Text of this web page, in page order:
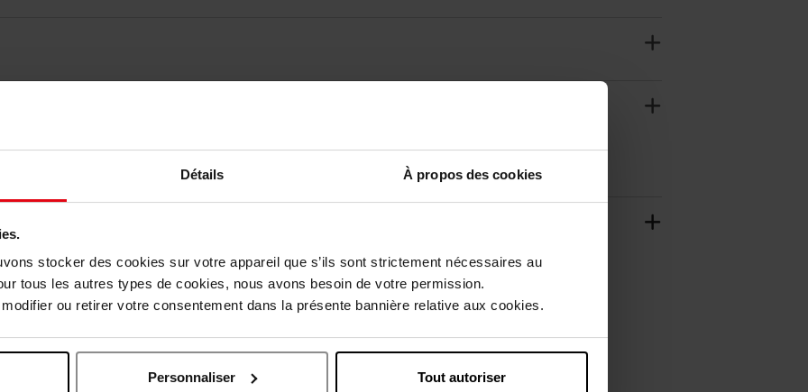
Détails À propos des cookies
stocker des cookies sur votre appareil que s’ils sont strictement nécessaires au
tous les autres types de cookies, nous avons besoin de votre permission.
ou retirer votre consentement dans la présente bannière relative aux cookies.
Personnaliser Tout autoriser
Oublié quelque chose ?